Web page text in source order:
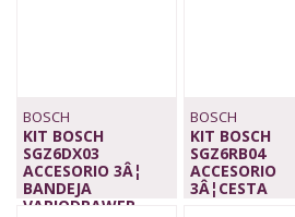
BOSCH
KIT BOSCH
SGZ6DX03
ACCESORIO 3Â¦
BANDEJA
VARIODRAWER
BOSCH
KIT BOSCH
SGZ6RB04
ACCESORIO
3Â¦CESTA